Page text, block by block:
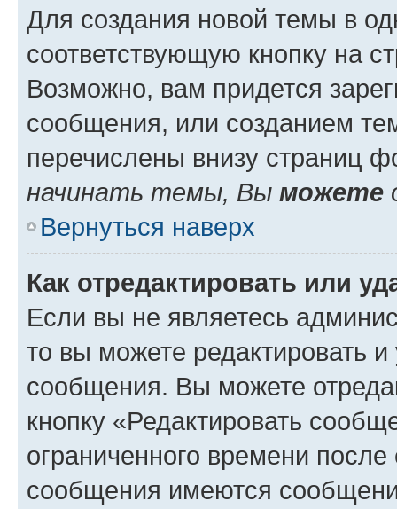
Для создания новой темы в
соответствующую кнопку на
Возможно, вам придется
сообщения, или созданием
перечислены внизу страниц
начинать темы, Вы можете
Вернуться наверх
Как отредактировать или
Если вы не являетесь
то вы можете редактировать
сообщения. Вы можете
кнопку «Редактировать
ограниченного времени
сообщения имеются